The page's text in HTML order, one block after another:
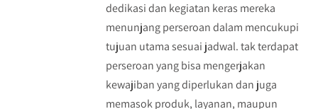
dedikasi dan kegiatan keras mereka
menunjang perseroan dalam mencukupi
tujuan utama sesuai jadwal. tak terdapat
perseroan yang bisa mengerjakan
kewajiban yang diperlukan dan juga
memasok produk, layanan, maupun